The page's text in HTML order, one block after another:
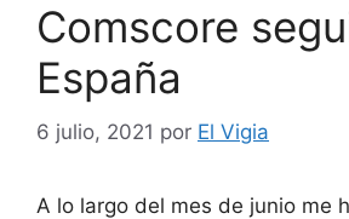
Comscore
España
6 julio, 2021 por El Vigia
A lo largo del mes de junio me